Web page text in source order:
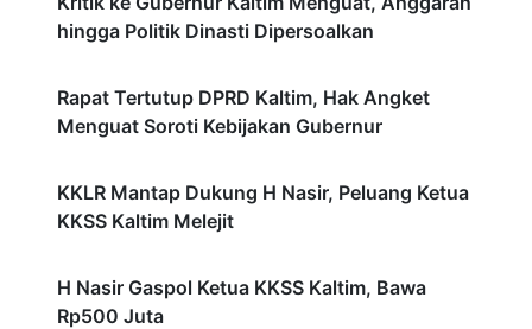
hingga Politik Dinasti Dipersoalkan
Rapat Tertutup DPRD Kaltim, Hak Angket
Menguat Soroti Kebijakan Gubernur
KKLR Mantap Dukung H Nasir, Peluang Ketua
KKSS Kaltim Melejit
H Nasir Gaspol Ketua KKSS Kaltim, Bawa
Rp500 Juta